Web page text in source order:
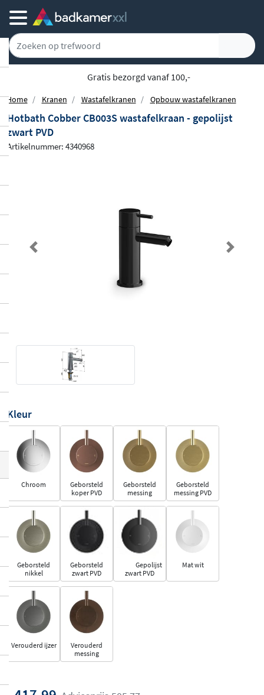
Gratis bezorgd vanaf 100,-
Home Kranen Wastafelkranen Opbouw wastafelkranen
Hotbath Cobber CB003S wastafelkraan - gepolijst
zwart PVD
Artikelnummer: 4340968
Previous Next
Kleur
Chroom
Geborsteld
koper PVD
Geborsteld
messing
Geborsteld
messing PVD
Geborsteld
nikkel
Geborsteld
zwart PVD
Gepolijst
zwart PVD
Mat wit
Verouderd ijzer
Verouderd
messing